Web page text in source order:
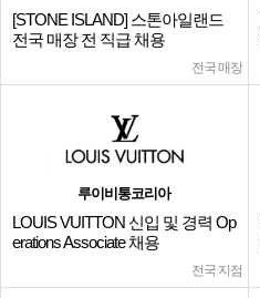
[STONE ISLAND] 스톤아일랜드
전국 매장 전 직급 채용
전국 매장
루이비통코리아
LOUIS VUITTON 신입 및 경력 Op
erations Associate 채용
전국 지점